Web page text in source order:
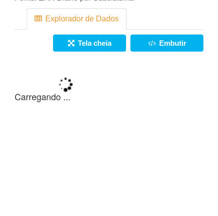
Explorador de Dados
Tela cheia Embutir